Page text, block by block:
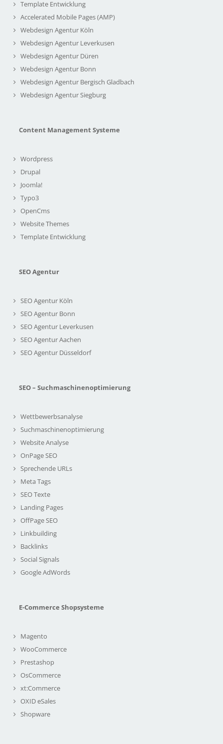
Template Entwicklung
Accelerated Mobile Pages (AMP)
Webdesign Agentur Köln
Webdesign Agentur Leverkusen
Webdesign Agentur Düren
Webdesign Agentur Bonn
Webdesign Agentur Bergisch Gladbach
Webdesign Agentur Siegburg
Content Management Systeme
Wordpress
Drupal
Joomla!
Typo3
OpenCms
Website Themes
Template Entwicklung
SEO Agentur
SEO Agentur Köln
SEO Agentur Bonn
SEO Agentur Leverkusen
SEO Agentur Aachen
SEO Agentur Düsseldorf
SEO – Suchmaschinenoptimierung
Wettbewerbsanalyse
Suchmaschinenoptimierung
Website Analyse
OnPage SEO
Sprechende URLs
Meta Tags
SEO Texte
Landing Pages
OffPage SEO
Linkbuilding
Backlinks
Social Signals
Google AdWords
E-Commerce Shopsysteme
Magento
WooCommerce
Prestashop
OsCommerce
xt:Commerce
OXID eSales
Shopware